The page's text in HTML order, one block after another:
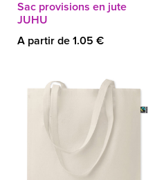
Sac provisions en jute
JUHU
A partir de 1.05 €